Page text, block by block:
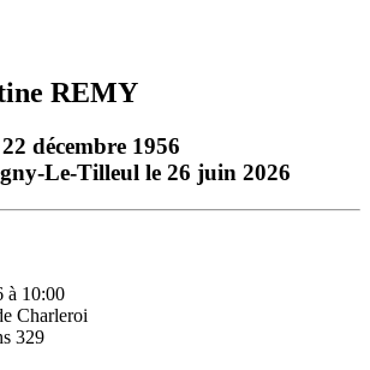
REMY
décembre 1956
Le-Tilleul le 26 juin 2026
à 10:00
Charleroi
329